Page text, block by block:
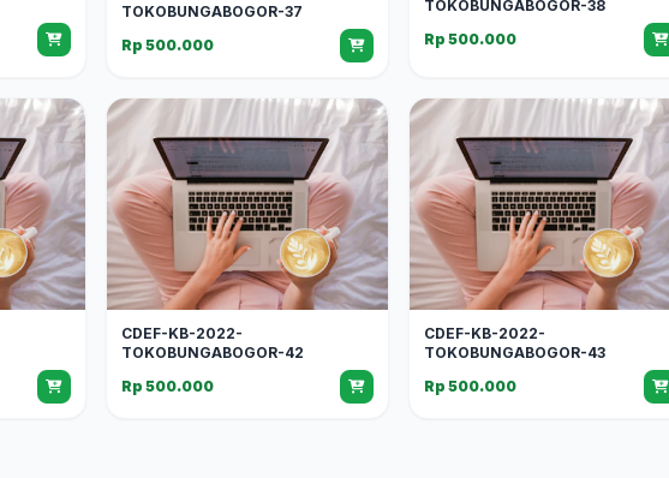
TOKOBUNGABOGOR-37
Rp 500.000
TOKOBUNGABOGOR-38
Rp 500.000
CDEF-KB-2022-
TOKOBUNGABOGOR-42
Rp 500.000
CDEF-KB-2022-
TOKOBUNGABOGOR-43
Rp 500.000